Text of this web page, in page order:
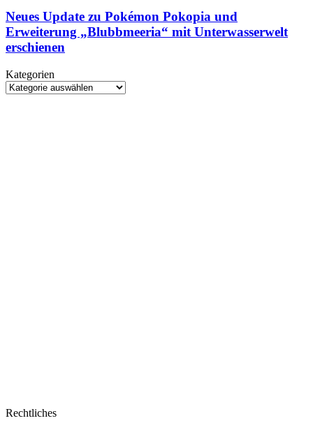
Resonant
erstmals
spielbar
zu
Pokémon
Pokopia
und
„Blubbmeeria“
mit
Neues Update zu Pokémon Pokopia und
Erweiterung „Blubbmeeria“ mit Unterwasserwelt
erschienen
Kategorien
Kategorien
Rechtliches